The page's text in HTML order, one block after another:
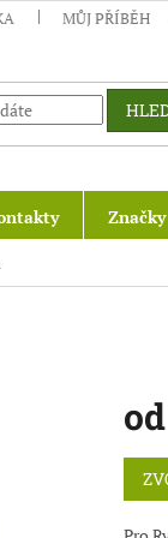
MŮJ PŘÍBĚH
Značky
od
cena: